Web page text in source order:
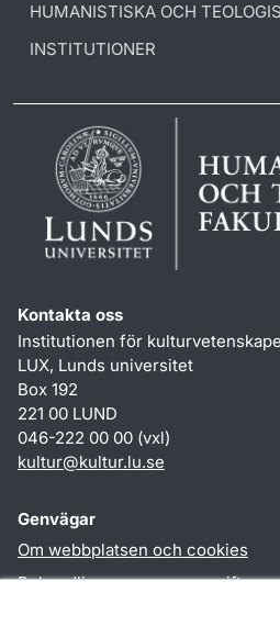
HUMANISTISKA OCH
INSTITUTIONER
Kontakta oss
Institutionen för
LUX, Lunds universitet
Box 192
221 00 LUND
046-222 00 00 (vxl)
kultur@kultur.lu.se
Genvägar
Om webbplatsen och cookies
Behandling av personuppgifter